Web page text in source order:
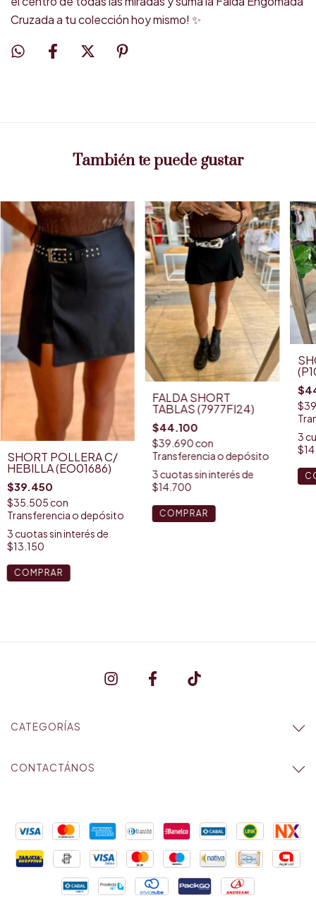
Cruzada a tu colección hoy mismo! ✨
También te puede gustar
SHORT POLLERA C/
HEBILLA (EO01686)
$39.450
$35.505con
Transferencia o depósito
3cuotas sin interés de
$13.150
COMPRAR
FALDA SHORT
TABLAS (7977FI24)
$44.100
$39.690con
Transferencia o depósito
3cuotas sin interés de
$14.700
COMPRAR
3
CATEGORÍAS
CONTACTÁNOS